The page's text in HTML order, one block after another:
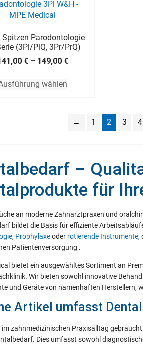
Spitzen Parodontologie
(3Pl/PlQ, 3Pr/PrQ)
€ – 149,00 €
wählen
← 1 2 3 4
–
für
an moderne Zahnarztpraxen und
bildet die Basis für effiziente
, Prophylaxeoder rotierende Instrumente,
Patientenversorgung .
bietet ein ausgewähltes Sortiment an
Wir bieten sowohl innovative
und Geräte von namenhaften Herstellern,
Artikel umfasst
im zahnmedizinischen Praxisalltag
Dies umfasst sowohl